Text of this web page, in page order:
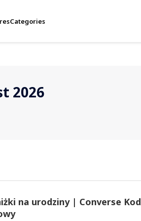
Categories
2026
na urodziny | Converse Kod